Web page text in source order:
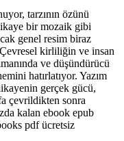
tarzının özünü
bir mozaik gibi
genel resim biraz
Çevresel kirliliğin ve insan
ve düşündürücü
hatırlatıyor. Yazım
gerçek gücü,
çevrildikten sonra
kalan ebook epub
pdf ücretsiz